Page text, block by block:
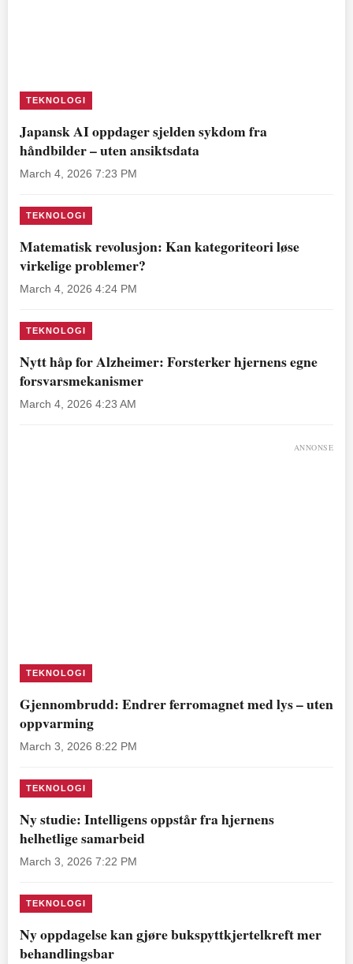
TEKNOLOGI
Japansk AI oppdager sjelden sykdom fra
håndbilder – uten ansiktsdata
March 4, 2026 7:23 PM
TEKNOLOGI
Matematisk revolusjon: Kan kategoriteori løse
virkelige problemer?
March 4, 2026 4:24 PM
TEKNOLOGI
Nytt håp for Alzheimer: Forsterker hjernens egne
forsvarsmekanismer
March 4, 2026 4:23 AM
ANNONSE
TEKNOLOGI
Gjennombrudd: Endrer ferromagnet med lys – uten
oppvarming
March 3, 2026 8:22 PM
TEKNOLOGI
Ny studie: Intelligens oppstår fra hjernens
helhetlige samarbeid
March 3, 2026 7:22 PM
TEKNOLOGI
Ny oppdagelse kan gjøre bukspyttkjertelkreft mer
behandlingsbar